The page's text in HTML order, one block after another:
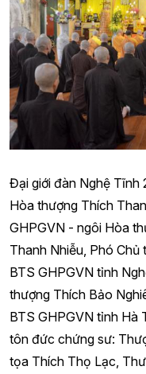
Đại giới đàn Nghệ Tĩnh
Hòa thượng Thích
GHPGVN - ngôi Hòa
Thanh Nhiễu, Phó
BTS GHPGVN tỉnh
thượng Thích Bảo
BTS GHPGVN tỉnh
tôn đức chứng sư:
tọa Thích Thọ Lạc,